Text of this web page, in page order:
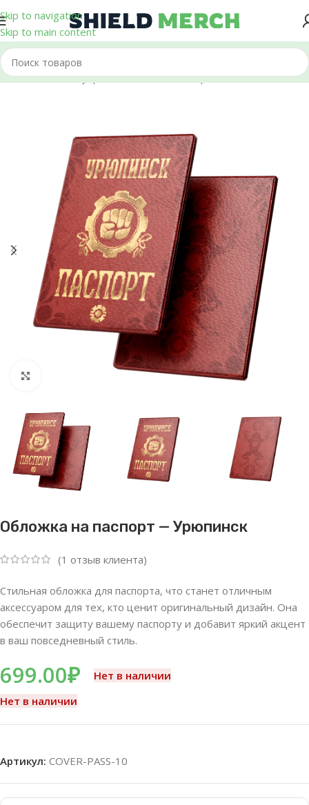
Skip to navigation
Skip to main content
Главная/Аксессуары/Обложки на паспорт
Нажмите, чтобы увеличить
Обложка на паспорт — Урюпинск
(1 отзыв клиента)
Стильная обложка для паспорта, что станет отличным
аксессуаром для тех, кто ценит оригинальный дизайн. Она
обеспечит защиту вашему паспорту и добавит яркий акцент
в ваш повседневный стиль.
699.00₽
Нет в наличии
Нет в наличии
Артикул: COVER-PASS-10